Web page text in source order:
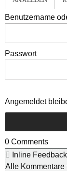
Benutzername
Passwort
Angemeldet
0 Comments
Inline
Alle Kommentare